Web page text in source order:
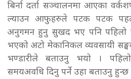
बिर्ना दर्ता सञ्चालनमा आएका
ल्याउन आफुहरुले पटक पटक पहल
अनुगमन हुनु सुखद भए पनि पहिलो
भएको अटो मेकानिकल व्यवसायी
भण्डारीले बताउनु भयो ।
समयअवधि दिनु पर्ने उहा बताउनु हुन्छ